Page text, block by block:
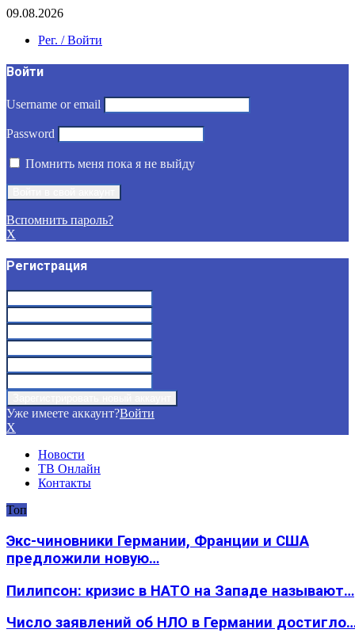
09.08.2026
Рег. / Войти
Войти
Username or email
Password
Помнить меня пока я не выйду
Вспомнить пароль?
X
Регистрация
Уже имеете аккаунт?Войти
X
Новости
ТВ Онлайн
Контакты
Топ
Экс-чиновники Германии, Франции и США
предложили новую…
Пилипсон: кризис в НАТО на Западе называют…
Число заявлений об НЛО в Германии